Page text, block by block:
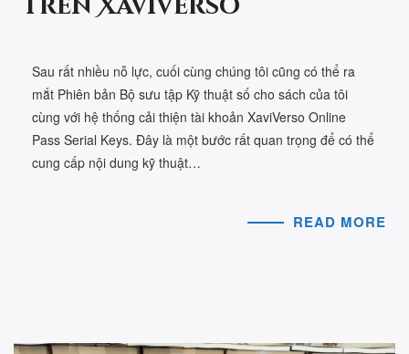
trên XaviVerso
Sau rất nhiều nỗ lực, cuối cùng chúng tôi cũng có thể ra
mắt Phiên bản Bộ sưu tập Kỹ thuật số cho sách của tôi
cùng với hệ thống cải thiện tài khoản XaviVerso Online
Pass Serial Keys. Đây là một bước rất quan trọng để có thể
cung cấp nội dung kỹ thuật…
READ MORE